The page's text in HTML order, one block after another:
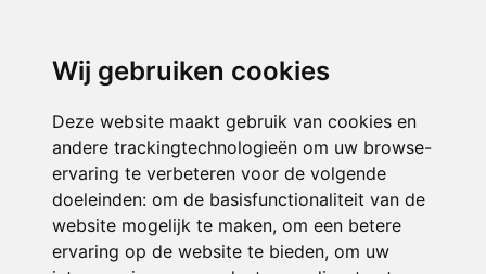
Wij gebruiken cookies
Deze website maakt gebruik van cookies en
andere trackingtechnologieën om uw browse-
ervaring te verbeteren voor de volgende
doeleinden: om de basisfunctionaliteit van de
website mogelijk te maken, om een betere
ervaring op de website te bieden, om uw